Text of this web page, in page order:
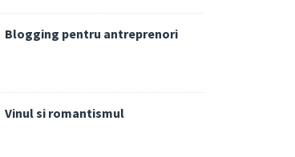
Blogging pentru antreprenori
Vinul si romantismul